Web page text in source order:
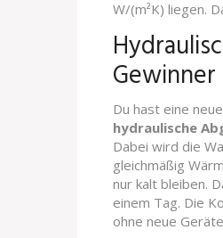
W/(m²K) liegen.
Gewinner
Du hast eine
hydraulische
Dabei wird die
gleichmäßig
nur kalt bleiben.
einem Tag. Die
ohne neue